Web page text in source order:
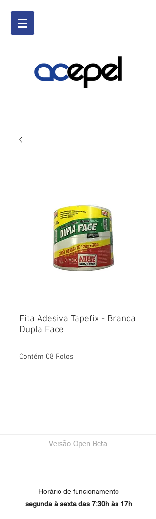
Fita Adesiva Tapefix - Branca
Dupla Face
Contém 08 Rolos
Versão Open Beta
Horário de funcionamento
segunda à sexta das 7:30h às 17h